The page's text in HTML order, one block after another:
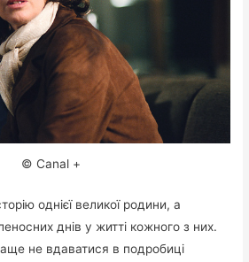
© Canal +
однієї великої родини, а
днів у житті кожного з них.
не вдаватися в подробиці